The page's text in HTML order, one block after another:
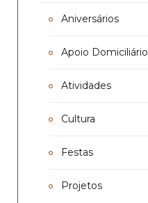
Aniversários
Apoio Domiciliário
Atividades
Cultura
Festas
Projetos